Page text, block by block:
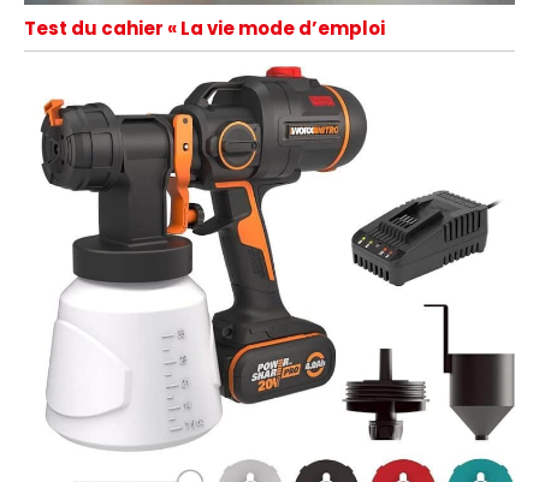
Test du cahier « La vie mode d’emploi